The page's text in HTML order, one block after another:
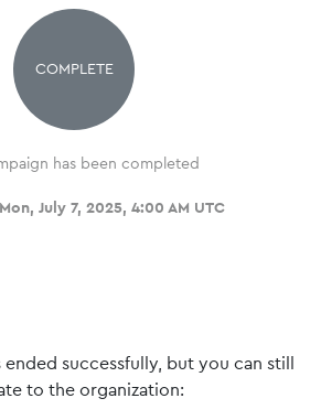
COMPLETE
has been completed
Mon, July 7, 2025, 4:00 AM UTC
ended successfully, but you can still
to the organization: